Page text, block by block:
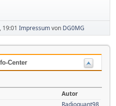
19:01 Impressumvon DG0MG
Center
Autor
Radioquant98